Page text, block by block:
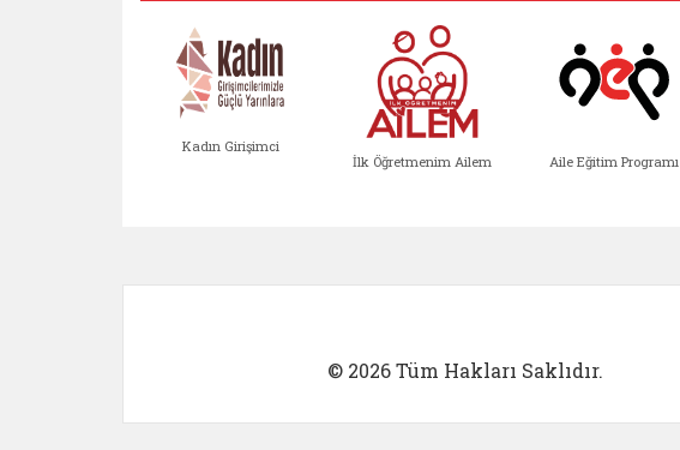
Kadın Girişimci
İlk Öğretmenim Ailem Aile Eğitim Programı
© 2026 Tüm Hakları Saklıdır.